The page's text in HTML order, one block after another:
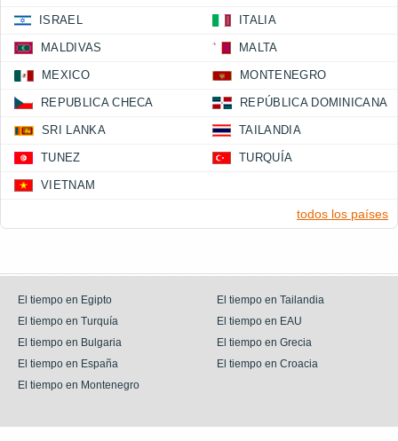
ISRAEL ITALIA
MALDIVAS MALTA
MEXICO MONTENEGRO
REPUBLICA CHECA REPÚBLICA DOMINICANA
SRI LANKA TAILANDIA
TUNEZ TURQUÍA
VIETNAM
todos los países
El tiempo en Egipto
El tiempo en Tailandia
El tiempo en Turquía
El tiempo en EAU
El tiempo en Bulgaria
El tiempo en Grecia
El tiempo en España
El tiempo en Croacia
El tiempo en Montenegro